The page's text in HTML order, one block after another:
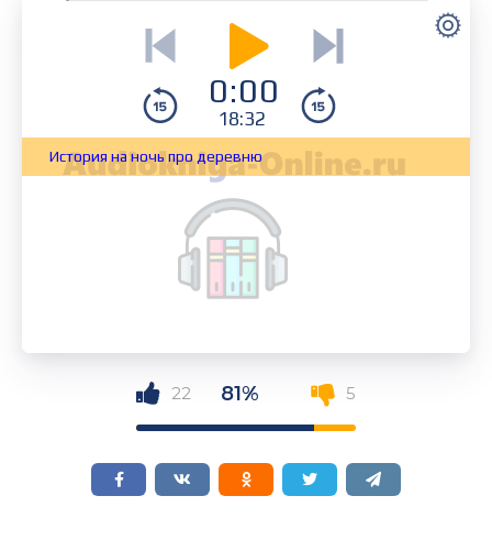
0:00
18:32
История на ночь про деревню
22 81% 5